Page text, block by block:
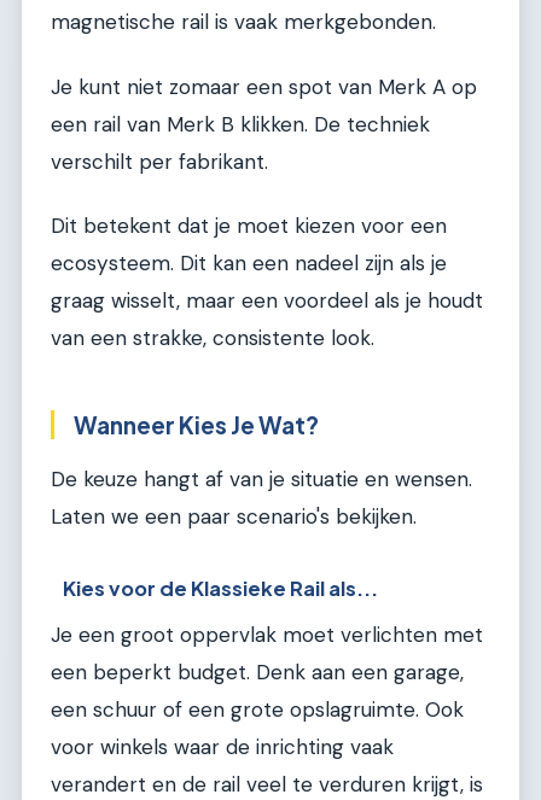
magnetische rail is vaak merkgebonden.
Je kunt niet zomaar een spot van Merk A op
een rail van Merk B klikken. De techniek
verschilt per fabrikant.
Dit betekent dat je moet kiezen voor een
ecosysteem. Dit kan een nadeel zijn als je
graag wisselt, maar een voordeel als je houdt
van een strakke, consistente look.
Wanneer Kies Je Wat?
De keuze hangt af van je situatie en wensen.
Laten we een paar scenario's bekijken.
Kies voor de Klassieke Rail als...
Je een groot oppervlak moet verlichten met
een beperkt budget. Denk aan een garage,
een schuur of een grote opslagruimte. Ook
voor winkels waar de inrichting vaak
verandert en de rail veel te verduren krijgt, is